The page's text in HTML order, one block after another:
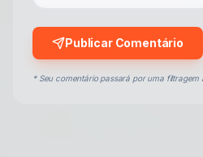
Publicar Comentário
* Seu comentário passará por uma filtragem